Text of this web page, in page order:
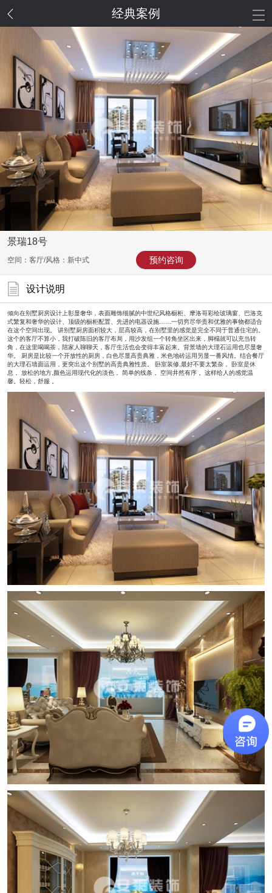
经典案例
景瑞18号
空间：客厅/风格：新中式 预约咨询
设计说明
倾向在别墅厨房设计上彰显奢华，表面雕饰细腻的中世纪风格橱柜、摩洛哥彩绘玻璃窗、巴洛克
式繁复和奢华的设计、顶级的橱柜配置、先进的电器设施……一切穷尽华贵和优雅的事物都适合
在这个空间出现。 讲别墅厨房面积较大，层高较高，在别墅里的感觉是完全不同于普通住宅的。
这个的客厅不算小，我打破陈旧的客厅布局，用沙发组一个转角坐区出来，脚榻就可以充当转
角，在这里喝喝茶，陪家人聊聊天，客厅生活也会变得丰富起来。背景墙的大理石运用也尽显奢
华。 厨房是比较一个开放性的厨房，白色尽显高贵典雅，米色地砖运用另显一番风情。结合餐厅
的大理石墙面运用，更突出这个别墅的高贵典雅性质。 卧室装修,最好不要太繁杂， 卧室是休
息， 放松的地方,颜色运用现代化的淡色， 简单的线条， 空间井然有序 。这样给人的感觉温
馨。轻松，舒服 。